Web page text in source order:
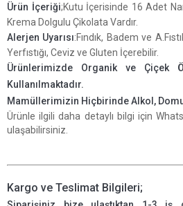
Ürün İçeriği;Kutu İçerisinde 16 Adet
Krema Dolgulu Çikolata Vardır.
Alerjen Uyarısı:Fındık, Badem ve
Yerfıstığı, Ceviz ve Gluten İçerebilir.
Ürünlerimizde Organik ve Çiçek
Kullanılmaktadır.
Mamüllerimizin Hiçbirinde Alkol,
Ürünle ilgili daha detaylı bilgi için
ulaşabilirsiniz.
Kargo ve Teslimat Bilgileri;